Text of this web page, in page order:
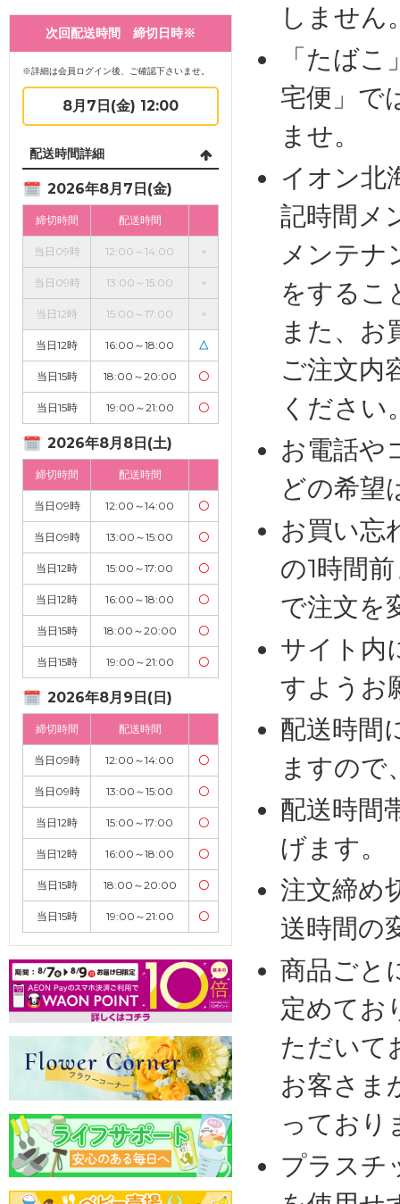
次回配送時間 締切日時※
※詳細は会員ログイン後、ご確認下さいませ。
8月7日(金) 12:00
配送時間詳細
2026年8月7日(金)
締切時間 配送時間
当日09時 12:00～14:00 ×
当日09時 13:00～15:00 ×
当日12時 15:00～17:00 ×
当日12時 16:00～18:00 △
当日15時 18:00～20:00 〇
当日15時 19:00～21:00 〇
2026年8月8日(土)
締切時間 配送時間
当日09時 12:00～14:00 〇
当日09時 13:00～15:00 〇
当日12時 15:00～17:00 〇
当日12時 16:00～18:00 〇
当日15時 18:00～20:00 〇
当日15時 19:00～21:00 〇
2026年8月9日(日)
締切時間 配送時間
当日09時 12:00～14:00 〇
当日09時 13:00～15:00 〇
当日12時 15:00～17:00 〇
当日12時 16:00～18:00 〇
当日15時 18:00～20:00 〇
当日15時 19:00～21:00 〇
しません
「たば
宅便」で
ませ。
イオン北
記時間メ
メンテナ
をするこ
また、お
ご注文内
ください
お電話や
どの希望
お買い忘
の1時間
で注文を
サイト内
すようお
配送時間
ますので
配送時間
げます。
注文締め
送時間の
商品ごと
定めてお
ただいて
お客さま
っており
プラスチ